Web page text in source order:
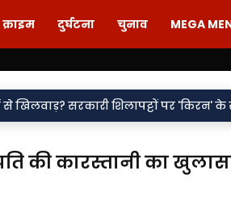
क्राइम दुर्घटना चुनाव MEGA
शिलापट्टों पर 'किरन' के साथ 'राकेश' की
की कारस्तानी का